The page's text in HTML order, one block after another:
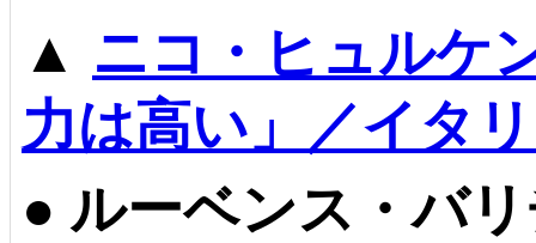
▲ ニコ・ヒュルケ
力は高い」／イタ
● ルーベンス・バ